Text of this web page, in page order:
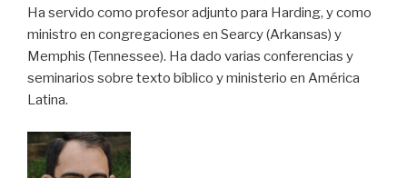
Ha servido como profesor adjunto para Harding, y como
ministro en congregaciones en Searcy (Arkansas) y
Memphis (Tennessee). Ha dado varias conferencias y
seminarios sobre texto bíblico y ministerio en América
Latina.